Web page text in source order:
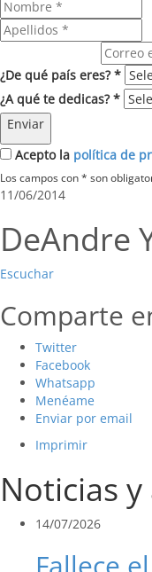
¿De qué país eres? *
¿A qué te dedicas? *
Enviar
Acepto la política de
Los campos con * son
11/06/2014
DeAndre
Escuchar
Comparte
Twitter
Facebook
Whatsapp
Menéame
Enviar por email
Imprimir
Noticias
14/07/2026